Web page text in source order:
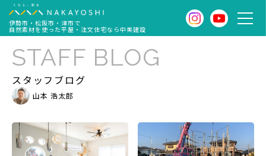
伊勢市・松阪市・津市で
自然素材を使った平屋・注文住宅なら中美建設
STAFF BLOG
スタッフブログ
山本 浩太郎